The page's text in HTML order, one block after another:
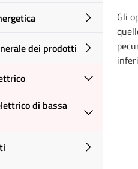
dei prodotti
di bassa
Gli